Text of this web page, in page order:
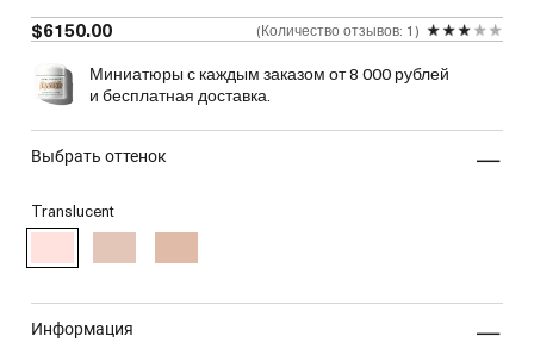
$6150.00
Количество отзывов: 1
Миниатюры с каждым заказом от 8 000 рублей
и бесплатная доставка.
выбрать оттенок
Translucent
информация